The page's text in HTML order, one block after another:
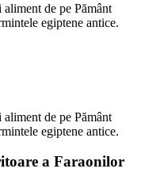
de pe Pământ
egiptene antice.
de pe Pământ
egiptene antice.
a Faraonilor